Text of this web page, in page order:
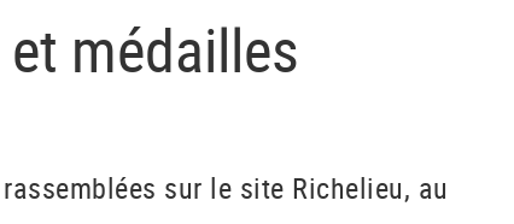
médailles
sur le site Richelieu, au